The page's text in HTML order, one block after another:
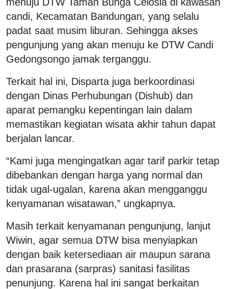
candi, Kecamatan Bandungan, yang selalu
padat saat musim liburan. Sehingga akses
pengunjung yang akan menuju ke DTW Candi
Gedongsongo jamak terganggu.
Terkait hal ini, Disparta juga berkoordinasi
dengan Dinas Perhubungan (Dishub) dan
aparat pemangku kepentingan lain dalam
memastikan kegiatan wisata akhir tahun dapat
berjalan lancar.
“Kami juga mengingatkan agar tarif parkir tetap
dibebankan dengan harga yang normal dan
tidak ugal-ugalan, karena akan mengganggu
kenyamanan wisatawan,” ungkapnya.
Masih terkait kenyamanan pengunjung, lanjut
Wiwin, agar semua DTW bisa menyiapkan
dengan baik ketersediaan air maupun sarana
dan prasarana (sarpras) sanitasi fasilitas
penunjung. Karena hal ini sangat berkaitan